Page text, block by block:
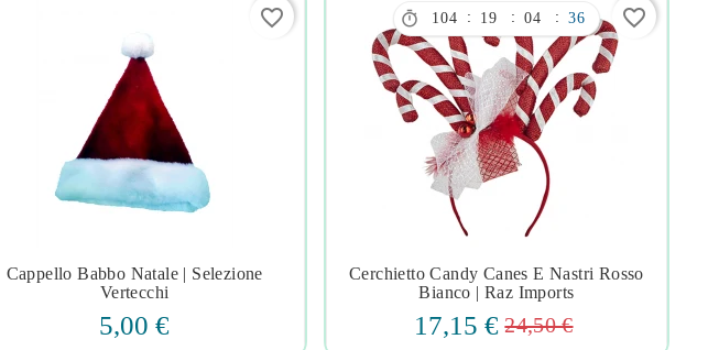
 
Cappello Babbo Natale | Selezione
Vertecchi
5,00 €
favorite_border  104 : 19 : 04 : 35
   
Cerchietto Candy Canes E Nastri Rosso
Bianco | Raz Imports
17,15 € 24,50 €
favorite_border